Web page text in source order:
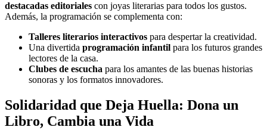
destacadas editoriales con joyas literarias para todos los gustos.
Además, la programación se complementa con:
Talleres literarios interactivos para despertar la creatividad.
Una divertida programación infantil para los futuros grandes
lectores de la casa.
Clubes de escucha para los amantes de las buenas historias
sonoras y los formatos innovadores.
Solidaridad que Deja Huella: Dona un
Libro, Cambia una Vida